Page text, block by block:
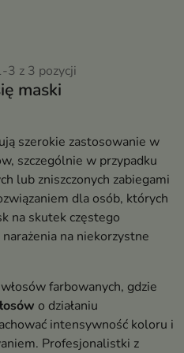
3 z 3 pozycji
maski
szerokie zastosowanie w
szczególnie w przypadku
lub zniszczonych zabiegami
dla osób, których
na skutek częstego
na niekorzystne
farbowanych, gdzie
o działaniu
intensywność koloru i
Profesjonalistki z